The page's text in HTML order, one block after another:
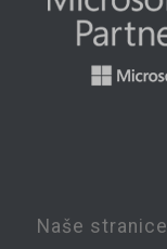
Naše stranice